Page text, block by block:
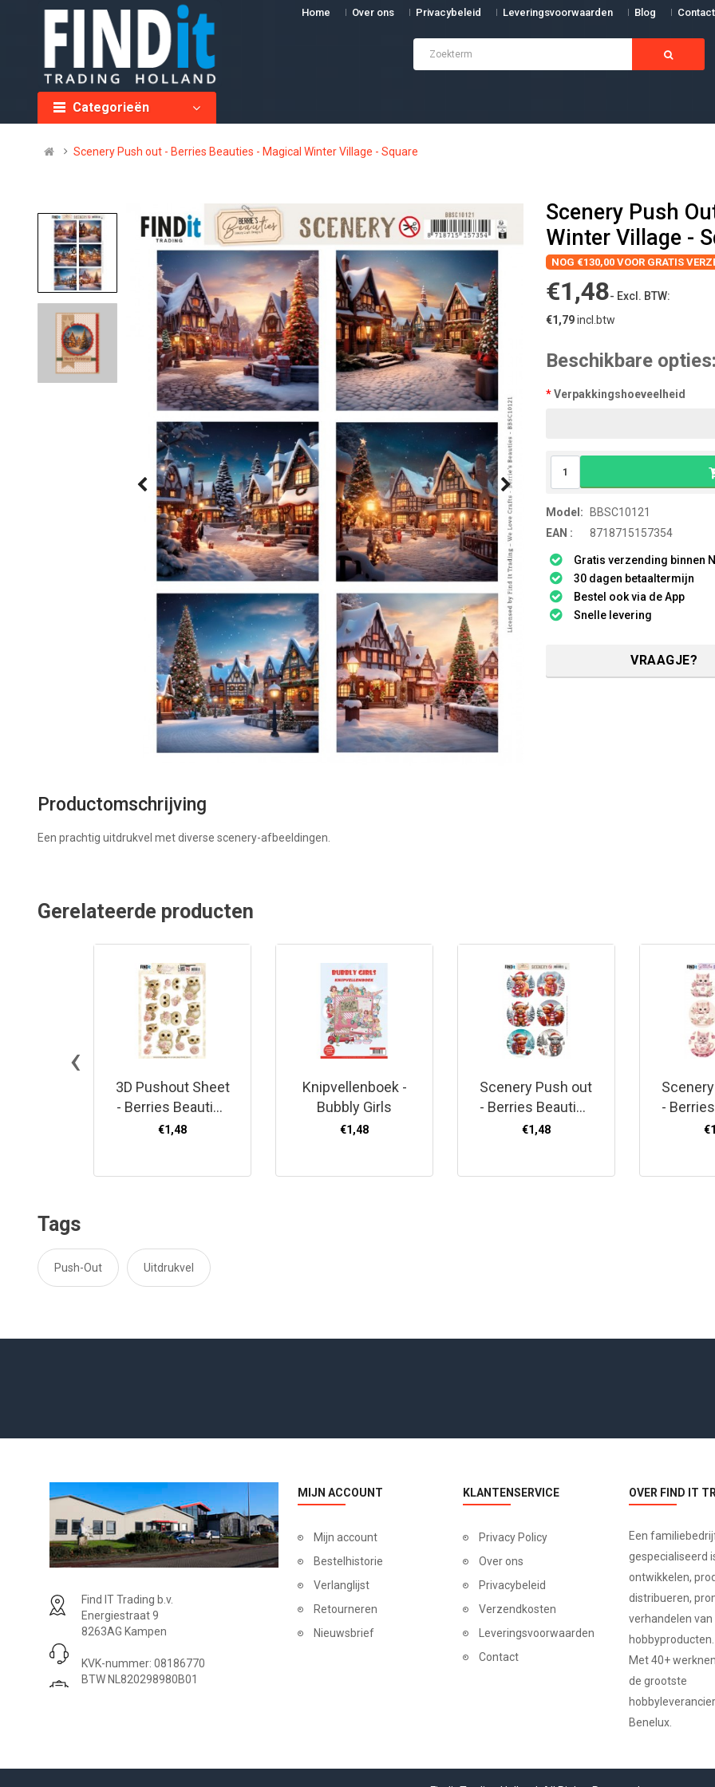
Home Over ons Privacybeleid Leveringsvoorwaarden Blog Contact
Categorieën
Scenery Push out - Berries Beauties - Magical Winter Village - Square
Productomschrijving
Een prachtig uitdrukvel met diverse scenery-afbeeldingen.
Scenery Push
Winter Village -
NOG €130,00 VOOR GRATIS
€1,48- Excl. BTW:
€1,79incl.btw
Beschikbare
Verpakkingshoeveelheid
Model:
BBSC10121
EAN :
8718715157354
Gratis verzending binnen
30 dagen betaaltermijn
Bestel ook via de App
Snelle levering
VRAAGJE?
Gerelateerde producten
3D Pushout Sheet
- Berries Beauties
- Owlways Yours -
€1,48
Knipvellenboek -
Bubbly Girls
€1,48
Scenery Push out
- Berries Beauties
- Festive Cows -
€1,48
-
-
‹
Tags
Push-Out Uitdrukvel
Find IT Trading b.v.
Energiestraat 9
8263AG Kampen
KVK-nummer: 08186770
BTW NL820298980B01
MIJN ACCOUNT
Mijn account
Bestelhistorie
Verlanglijst
Retourneren
Nieuwsbrief
KLANTENSERVICE
Privacy Policy
Over ons
Privacybeleid
Verzendkosten
Leveringsvoorwaarden
Contact
OVER FIND IT
Een
gespecialiseerd
ontwikkelen,
distribueren,
verhandelen van
hobbyproducten.
Met 40+
de grootste
Benelux.